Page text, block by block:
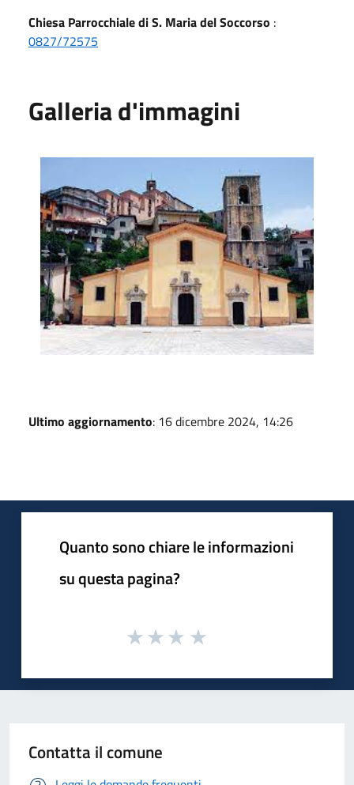
Chiesa Parrocchiale di S. Maria del Soccorso :
0827/72575
Galleria d'immagini
Ultimo aggiornamento: 16 dicembre 2024, 14:26
Quanto sono chiare le informazioni
su questa pagina?
Contatta il comune